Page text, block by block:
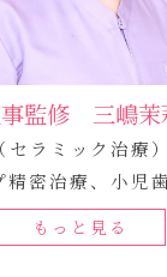
監修 三嶋茉
ラミック治療
精密治療、小児
もっと見る